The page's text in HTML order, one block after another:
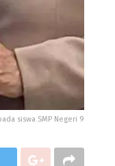
siswa SMP Negeri 9